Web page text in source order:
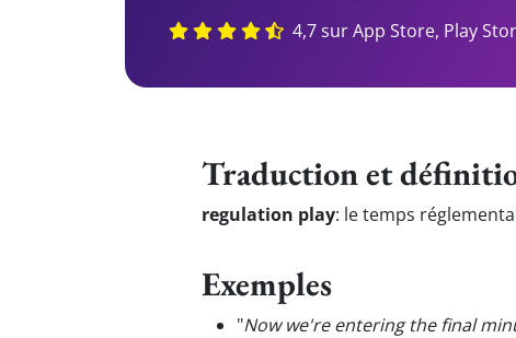
4,7 sur App Store, Play
Traduction et
regulation play: le temps
Exemples
"Now we're entering the final